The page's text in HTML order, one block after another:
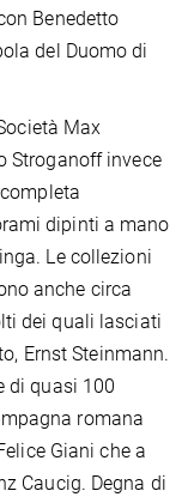
Benedetto
del Duomo di
Max
Stroganoff invece
dipinti a mano
Le collezioni
anche circa
dei quali lasciati
Ernst Steinmann.
di quasi 100
romana
Giani che a
Caucig. Degna di